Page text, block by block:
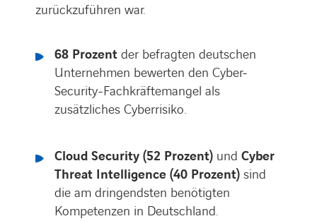
zurückzuführen war.
68 Prozent der befragten deutschen
Unternehmen bewerten den Cyber-
Security-Fachkräftemangel als
zusätzliches Cyberrisiko.
Cloud Security (52 Prozent) und Cyber
Threat Intelligence (40 Prozent) sind
die am dringendsten benötigten
Kompetenzen in Deutschland.